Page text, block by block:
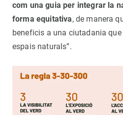
com una guia per integrar la
forma equitativa, de manera
beneficis a una ciutadania
espais naturals”.